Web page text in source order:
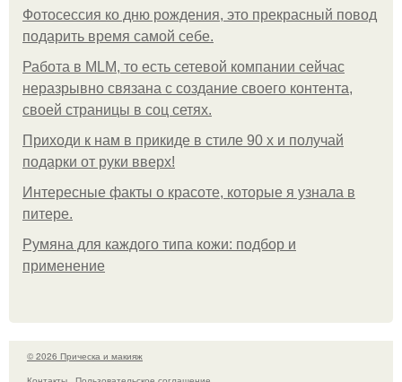
Фотосессия ко дню рождения, это прекрасный повод
подарить время самой себе.
Работа в MLM, то есть сетевой компании сейчас
неразрывно связана с создание своего контента,
своей страницы в соц сетях.
Приходи к нам в прикиде в стиле 90 х и получай
подарки от руки вверх!
Интересные факты о красоте, которые я узнала в
питере.
Румяна для каждого типа кожи: подбор и
применение
© 2026 Прическа и макияж